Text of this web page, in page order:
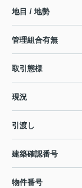
地目 / 地勢
管理組合有無
取引態様
現況
引渡し
建築確認番号
物件番号